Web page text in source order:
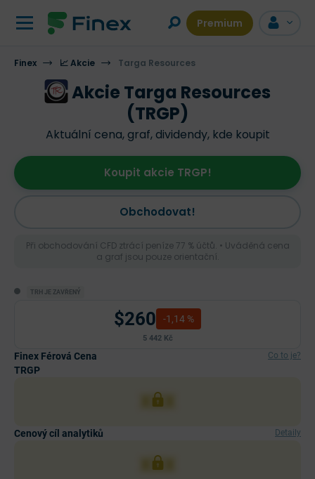
Premium
Finex 📈 Akcie Targa Resources
Akcie Targa Resources
(TRGP)
Aktuální cena, graf, dividendy, kde koupit
Obchodovat!
Koupit akcie TRGP!
Při obchodování CFD ztrácí peníze 77 % účtů. • Uváděná cena
a graf jsou pouze orientační.
TRH JE ZAVŘENÝ
$260 -1,14 %
5 442 Kč
Finex Férová Cena
TRGP
Co to je?
XXX
Cenový cíl analytiků Detaily
XXX